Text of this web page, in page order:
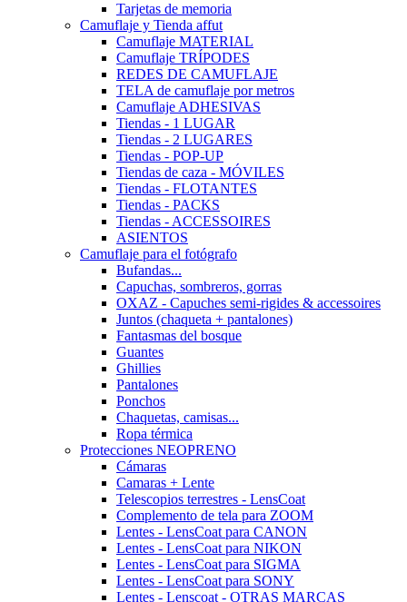
Tarjetas de memoria
Camuflaje y Tienda affut
Camuflaje MATERIAL
Camuflaje TRÍPODES
REDES DE CAMUFLAJE
TELA de camuflaje por metros
Camuflaje ADHESIVAS
Tiendas - 1 LUGAR
Tiendas - 2 LUGARES
Tiendas - POP-UP
Tiendas de caza - MÓVILES
Tiendas - FLOTANTES
Tiendas - PACKS
Tiendas - ACCESSOIRES
ASIENTOS
Camuflaje para el fotógrafo
Bufandas...
Capuchas, sombreros, gorras
OXAZ - Capuches semi-rigides & accessoires
Juntos (chaqueta + pantalones)
Fantasmas del bosque
Guantes
Ghillies
Pantalones
Ponchos
Chaquetas, camisas...
Ropa térmica
Protecciones NEOPRENO
Cámaras
Camaras + Lente
Telescopios terrestres - LensCoat
Complemento de tela para ZOOM
Lentes - LensCoat para CANON
Lentes - LensCoat para NIKON
Lentes - LensCoat para SIGMA
Lentes - LensCoat para SONY
Lentes - Lenscoat - OTRAS MARCAS